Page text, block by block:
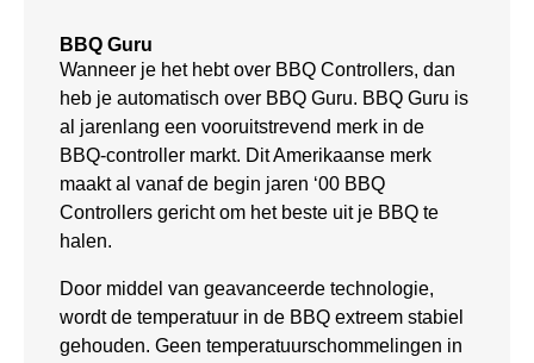
BBQ Guru
Wanneer je het hebt over BBQ Controllers, dan
heb je automatisch over BBQ Guru. BBQ Guru is
al jarenlang een vooruitstrevend merk in de
BBQ-controller markt. Dit Amerikaanse merk
maakt al vanaf de begin jaren ‘00 BBQ
Controllers gericht om het beste uit je BBQ te
halen.
Door middel van geavanceerde technologie,
wordt de temperatuur in de BBQ extreem stabiel
gehouden. Geen temperatuurschommelingen in